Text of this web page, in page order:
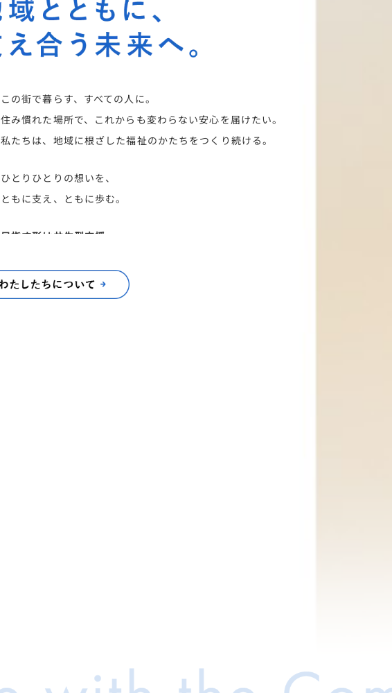
この街で暮らす、すべての人に。
住み慣れた場所で、これからも変わらない安心を届けたい。
私たちは、地域に根ざした福祉のかたちをつくり続ける。
ひとりひとりの想いを、
ともに支え、ともに歩む。
目指す形は共生型支援